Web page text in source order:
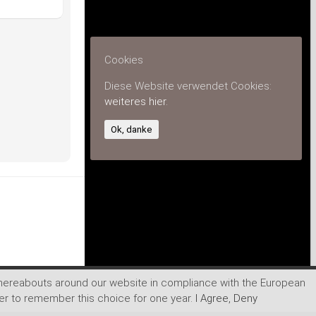
around our website in compliance with the European
to remember this choice for one year. I Agree, Deny
Cookies
Diese Website verwendet Cookies:
weiteres hier.
Ok, danke